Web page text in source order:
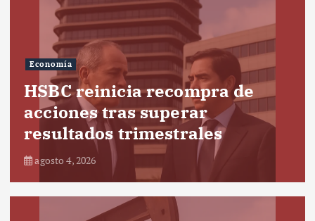
Economía
HSBC reinicia recompra de
acciones tras superar
resultados trimestrales
agosto 4, 2026